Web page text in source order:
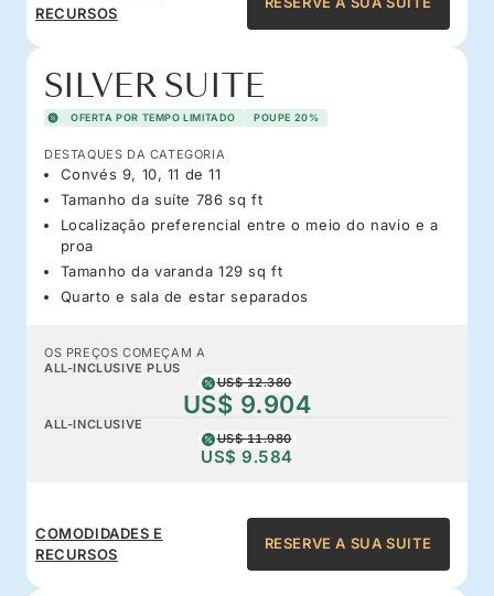
RECURSOS
SILVER SUITE
OFERTA POR TEMPO LIMITADO POUPE 20%
DESTAQUES DA CATEGORIA
Convés 9, 10, 11 de 11
Tamanho da suíte 786 sq ft
Localização preferencial entre o meio do navio e a
proa
Tamanho da varanda 129 sq ft
Quarto e sala de estar separados
OS PREÇOS COMEÇAM A
ALL-INCLUSIVE PLUS
US$ 12.380
US$ 9.904
ALL-INCLUSIVE
US$ 11.980
US$ 9.584
COMODIDADES E
RECURSOS
RESERVE A SUA SUITE